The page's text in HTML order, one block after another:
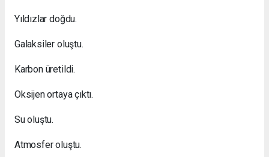
Yıldızlar doğdu.
Galaksiler oluştu.
Karbon üretildi.
Oksijen ortaya çıktı.
Su oluştu.
Atmosfer oluştu.